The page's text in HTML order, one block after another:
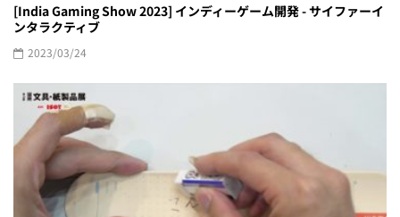
[India Gaming Show 2023] インディーゲーム開発 - サイファーイ
ンタラクティブ
2023/03/24